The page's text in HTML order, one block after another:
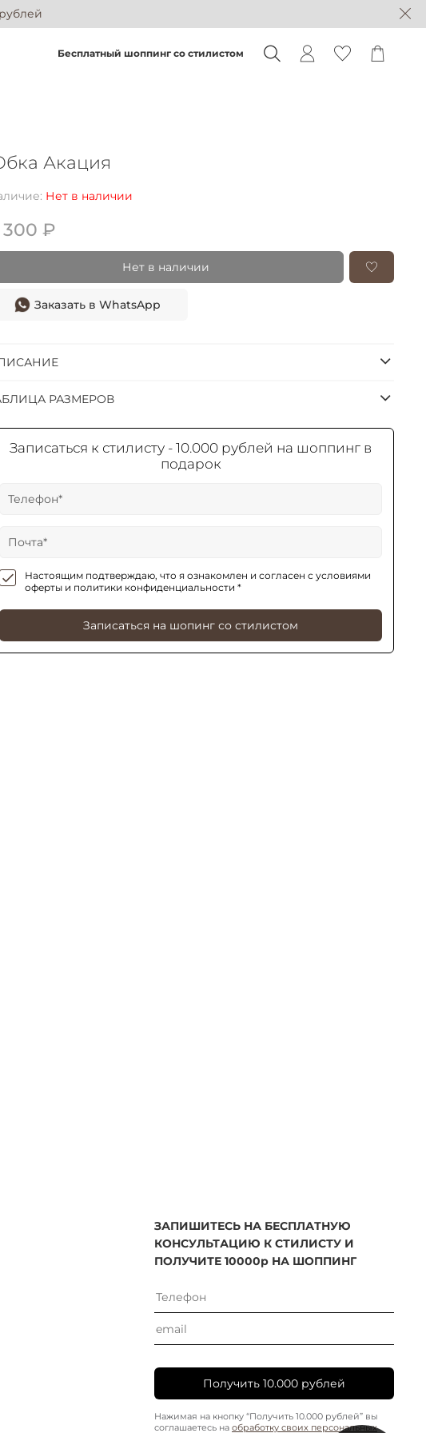
Бесплатный шоппинг со стилистом
Акация
Нет в наличии
300 ₽
Нет в наличии
Заказать в WhatsApp
РАЗМЕРОВ
Записаться к стилисту - 10.000 рублей на шоппинг в
подарок
Настоящим подтверждаю, что я ознакомлен и согласен с условиями
оферты и политики конфиденциальности *
Записаться на шопинг со стилистом
ЗАПИШИТЕСЬ НА БЕСПЛАТНУЮ
КОНСУЛЬТАЦИЮ К СТИЛИСТУ И
ПОЛУЧИТЕ 10000р НА ШОППИНГ
Получить 10.000 рублей
Нажимая на кнопку “Получить 10.000 рублей” вы
соглашаетесь на обработку своих персональных